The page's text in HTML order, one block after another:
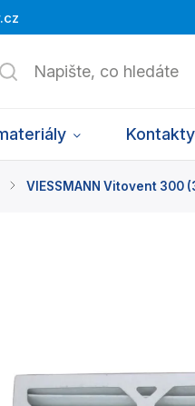
Kontakty
/ VIESSMANN Vitovent 300